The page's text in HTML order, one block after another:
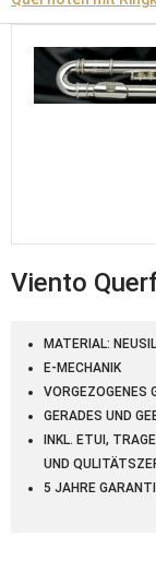
Viento
MATERIAL:
E-MECHANIK
VORGEZOGENES
GERADES UND
INKL. ETUI,
UND
5 JAHRE